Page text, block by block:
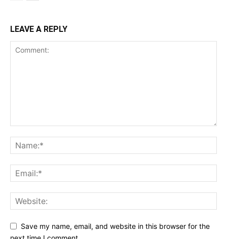
LEAVE A REPLY
Save my name, email, and website in this browser for the